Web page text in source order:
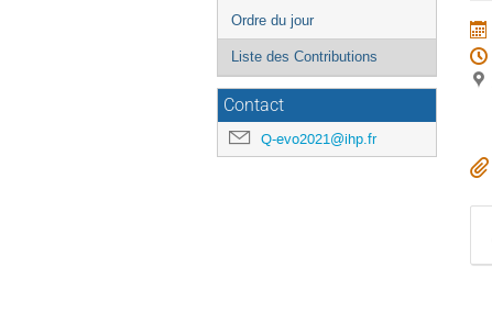
Ordre du jour
Liste des Contributions
Contact
Q-evo2021@ihp.fr